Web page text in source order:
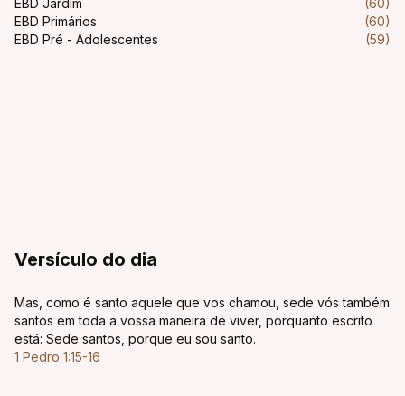
EBD Jardim
(60)
EBD Primários
(60)
EBD Pré - Adolescentes
(59)
Versículo do dia
Mas, como é santo aquele que vos chamou, sede vós também
santos em toda a vossa maneira de viver, porquanto escrito
está: Sede santos, porque eu sou santo.
1 Pedro 1:15-16